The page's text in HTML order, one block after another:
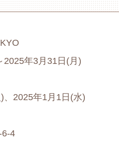
2025年3月31日(月)
、2025年1月1日(水)
6-4